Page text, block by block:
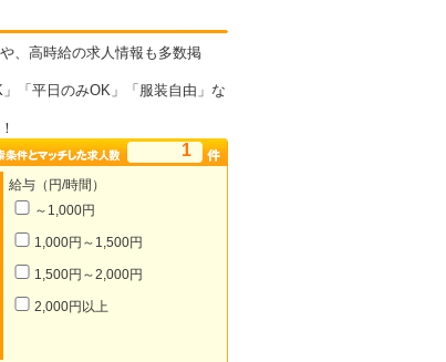
、高時給の求人情報も多数掲
「平日のみOK」「服装自由」な
1
給与（円/時間）
～1,000円
1,000円～1,500円
1,500円～2,000円
2,000円以上